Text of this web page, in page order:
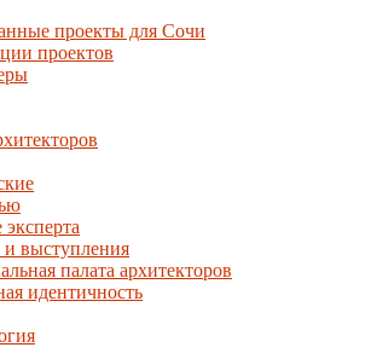
проекты для Сочи
проектов
выступления
палата архитекторов
идентичность